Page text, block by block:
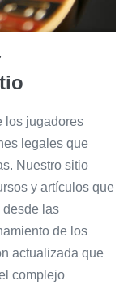
los jugadores
legales que
Nuestro sitio
y artículos que
desde las
de los
actualizada que
complejo